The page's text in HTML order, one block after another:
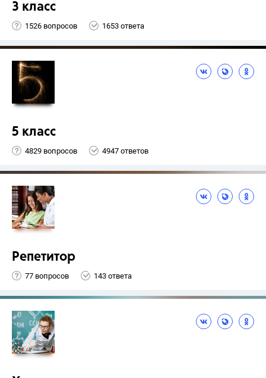
3 класс
1526 вопросов 1653 ответа
5 класс
4829 вопросов 4947 ответов
Репетитор
77 вопросов 143 ответа